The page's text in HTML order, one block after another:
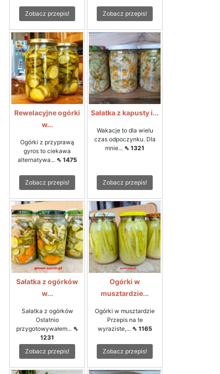
Zobacz przepis! Zobacz przepis!
Rewelacyjne ogórki
w...
Ogórki z przyprawą
gyros to ciekawa
alternatywa... ⇖ 1475
Zobacz przepis!
Sałatka z kapusty i...
Wakacje to dla wielu
czas odpoczynku. Dla
mnie... ⇖ 1321
Zobacz przepis!
Sałatka z ogórków
w...
Sałatka z ogórków
Ostatnio
przygotowywałem... ⇖
1231
Zobacz przepis!
Ogórki w
musztardzie...
Ogórki w musztardzie
Przepis na te
wyraziste,... ⇖ 1165
Zobacz przepis!